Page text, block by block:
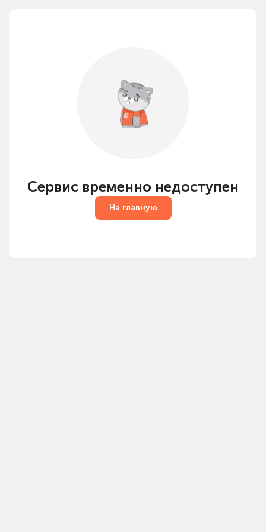
Сервис временно недоступен
На главную